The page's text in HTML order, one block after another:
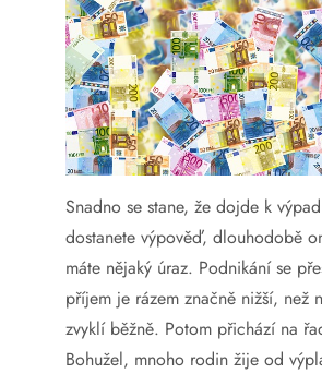
Snadno se stane, že dojde k
dostanete výpověď, dlouhodobě
máte nějaký úraz. Podnikání se
příjem je rázem značně nižší, než
zvyklí běžně. Potom přichází na
Bohužel, mnoho rodin žije od